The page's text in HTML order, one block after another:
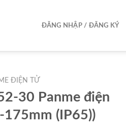
ĐĂNG NHẬP / ĐĂNG KÝ
ĐIỆN TỬ
30 Panme điện
(IP65))